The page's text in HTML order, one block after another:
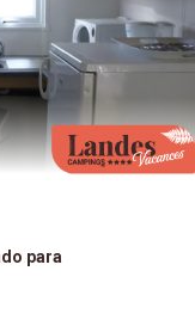
para